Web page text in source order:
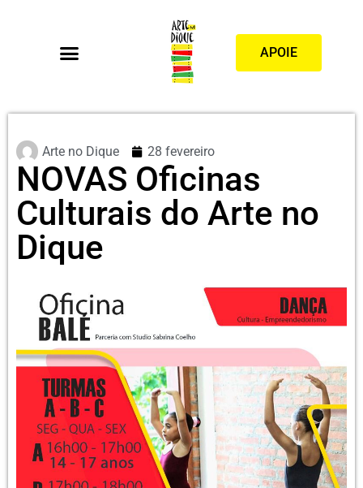
APOIE
Arte no Dique 28 fevereiro
NOVAS Oficinas
Culturais do Arte no
Dique